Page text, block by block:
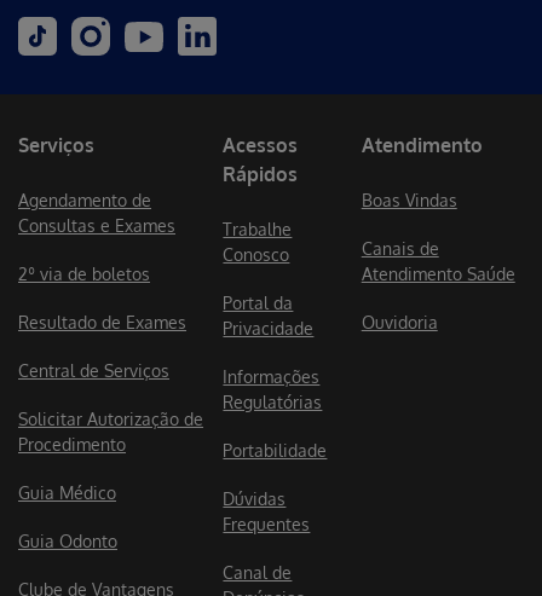
Serviços
Agendamento de
Consultas e Exames
2º via de boletos
Resultado de Exames
Central de Serviços
Solicitar Autorização de
Procedimento
Guia Médico
Guia Odonto
Clube de Vantagens
Acessos
Rápidos
Trabalhe
Conosco
Portal da
Privacidade
Informações
Regulatórias
Portabilidade
Dúvidas
Frequentes
Canal de
Atendimento
Boas Vindas
Canais de
Atendimento Saúde
Ouvidoria